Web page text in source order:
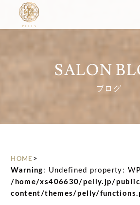
SALON
ブログ
HOME >
Warning : Undefined property:
/home/xs406630/pelly.jp/
content/themes/pelly/